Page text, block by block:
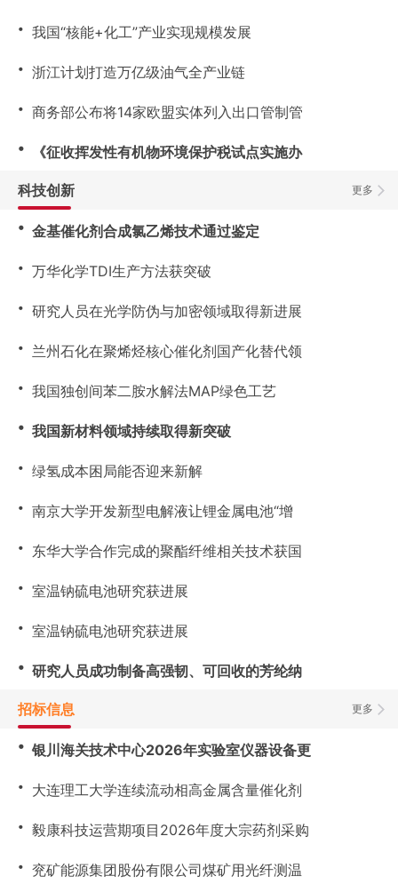
・ 我国“核能+化工”产业实现规模发展
・ 浙江计划打造万亿级油气全产业链
・ 商务部公布将14家欧盟实体列入出口管制管
・ 《征收挥发性有机物环境保护税试点实施办
更多
科技创新
・ 金基催化剂合成氯乙烯技术通过鉴定
・ 万华化学TDI生产方法获突破
・ 研究人员在光学防伪与加密领域取得新进展
・ 兰州石化在聚烯烃核心催化剂国产化替代领
・ 我国独创间苯二胺水解法MAP绿色工艺
・ 我国新材料领域持续取得新突破
・ 绿氢成本困局能否迎来新解
・ 南京大学开发新型电解液让锂金属电池“增
・ 东华大学合作完成的聚酯纤维相关技术获国
・ 室温钠硫电池研究获进展
・ 室温钠硫电池研究获进展
・ 研究人员成功制备高强韧、可回收的芳纶纳
更多
招标信息
・ 银川海关技术中心2026年实验室仪器设备更
・ 大连理工大学连续流动相高金属含量催化剂
・ 毅康科技运营期项目2026年度大宗药剂采购
・ 兖矿能源集团股份有限公司煤矿用光纤测温